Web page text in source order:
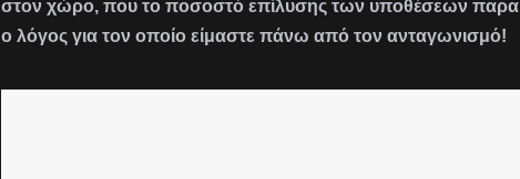
στον χώρο, που το ποσοστό επίλυσης των υποθέσεων
ο λόγος για τον οποίο είμαστε πάνω από τον ανταγωνισμό!